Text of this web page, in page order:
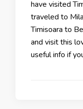
have visited
traveled to
Timisoara to
and visit this
useful info if